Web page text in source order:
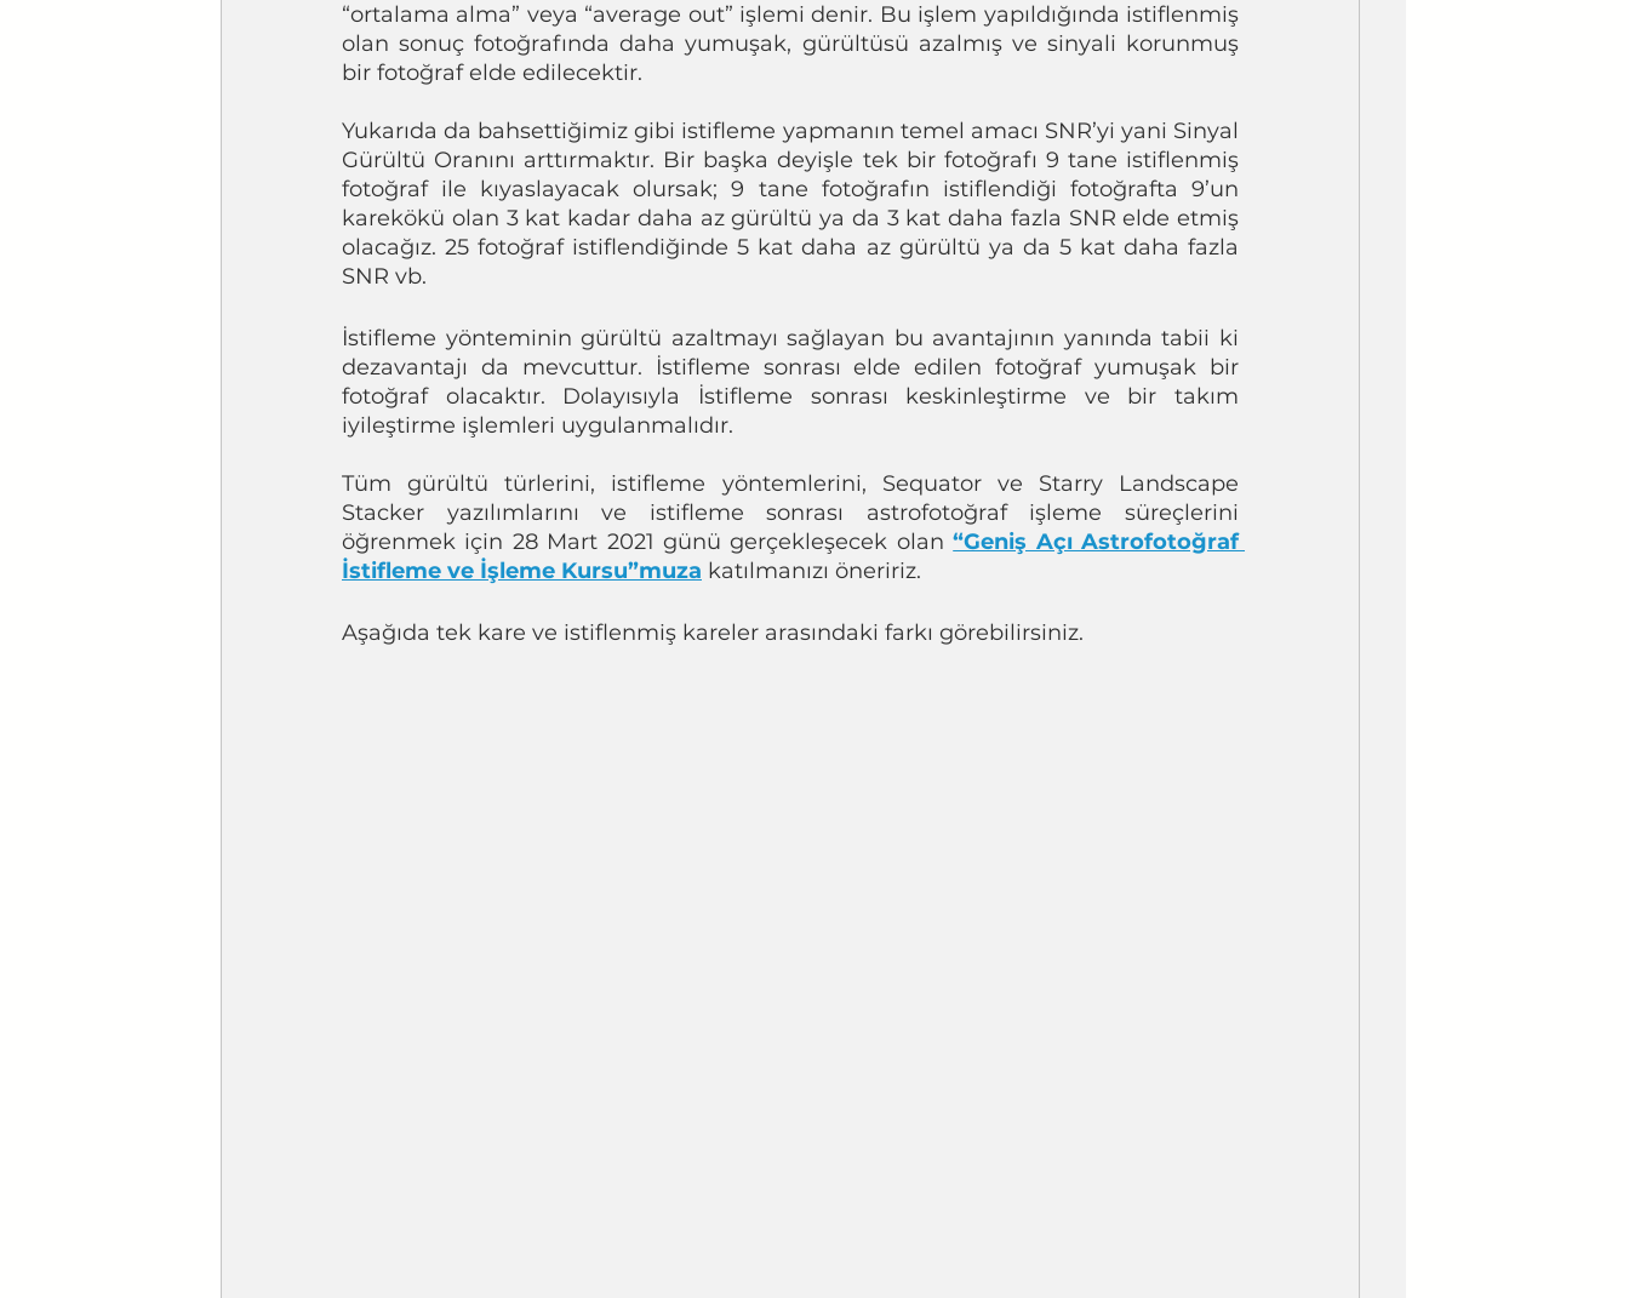
“ortalama alma” veya “average out” işlemi denir. Bu işlem yapıldığında istiflenmiş
olan sonuç fotoğrafında daha yumuşak, gürültüsü azalmış ve sinyali korunmuş
bir fotoğraf elde edilecektir.
Yukarıda da bahsettiğimiz gibi istifleme yapmanın temel amacı SNR’yi yani Sinyal
Gürültü Oranını arttırmaktır. Bir başka deyişle tek bir fotoğrafı 9 tane istiflenmiş
fotoğraf ile kıyaslayacak olursak; 9 tane fotoğrafın istiflendiği fotoğrafta 9’un
karekökü olan 3 kat kadar daha az gürültü ya da 3 kat daha fazla SNR elde etmiş
olacağız. 25 fotoğraf istiflendiğinde 5 kat daha az gürültü ya da 5 kat daha fazla
SNR vb.
İstifleme yönteminin gürültü azaltmayı sağlayan bu avantajının yanında tabii ki
dezavantajı da mevcuttur. İstifleme sonrası elde edilen fotoğraf yumuşak bir
fotoğraf olacaktır. Dolayısıyla İstifleme sonrası keskinleştirme ve bir takım
iyileştirme işlemleri uygulanmalıdır.
Tüm gürültü türlerini, istifleme yöntemlerini, Sequator ve Starry Landscape
Stacker yazılımlarını ve istifleme sonrası astrofotoğraf işleme süreçlerini
öğrenmek için 28 Mart 2021 günü gerçekleşecek olan “Geniş Açı Astrofotoğraf
İstifleme ve İşleme Kursu”muza katılmanızı öneririz.
Aşağıda tek kare ve istiflenmiş kareler arasındaki farkı görebilirsiniz.